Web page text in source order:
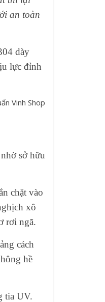
an toàn
dày
lực đỉnh
sở hữu
chặt vào
xô
rơi ngã.
cách
hề
tia UV.